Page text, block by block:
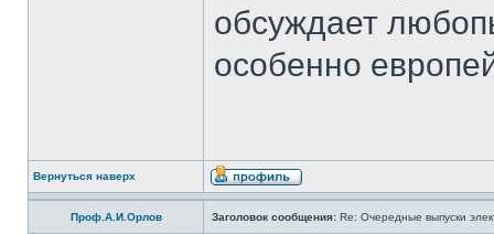
обсуждает
особенно
Вернуться наверх
Проф.А.И.Орлов Заголовок сообщения: Re: Очередные выпуски